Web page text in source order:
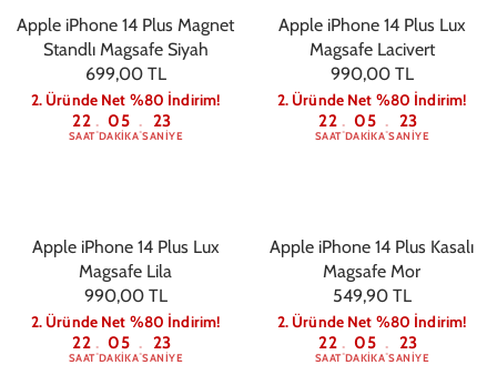
Apple iPhone 14 Plus Magnet
Standlı Magsafe Siyah
699,00 TL
2. Üründe Net %80 İndirim!
22
SAAT: 05
DAKIKA: 22
SANIYE
Apple iPhone 14 Plus Lux
Magsafe Lacivert
990,00 TL
2. Üründe Net %80 İndirim!
22
SAAT: 05
DAKIKA: 22
SANIYE
Apple iPhone 14 Plus Lux
Magsafe Lila
990,00 TL
2. Üründe Net %80 İndirim!
22
SAAT: 05
DAKIKA: 22
SANIYE
Apple iPhone 14 Plus Kasalı
Magsafe Mor
549,90 TL
2. Üründe Net %80 İndirim!
22
SAAT: 05
DAKIKA: 22
SANIYE